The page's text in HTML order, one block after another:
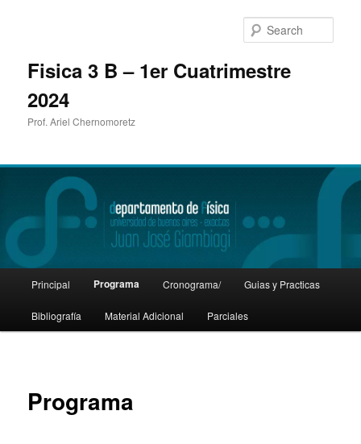
Fisica 3 B – 1er Cuatrimestre
2024
Prof. Ariel Chernomoretz
Skip
to
Principal Programa Cronograma/ Guias y Practicas
Bibliografía Material Adicional Parciales
Programa